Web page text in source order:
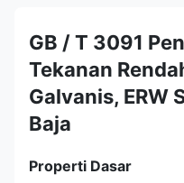
GB / T 3091
Tekanan
Galvanis, ERW
Baja
Properti Dasar